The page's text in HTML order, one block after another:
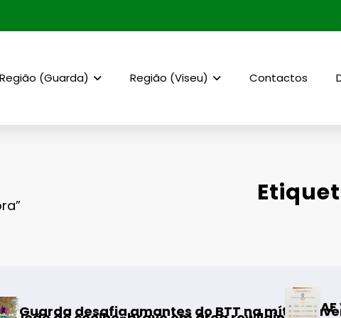
Região (Guarda) Região (Viseu) Contactos
amantes do BTT na mítica Invernal
AF Viseu –